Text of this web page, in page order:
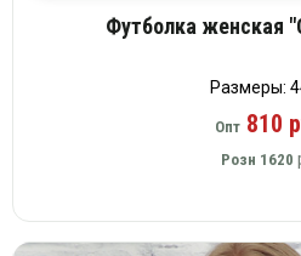
Футболка женская
Размеры:
Опт810
Розн 1620